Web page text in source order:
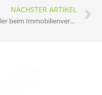
NÄCHSTER ARTIKEL
Fehler beim Immobilienverkauf